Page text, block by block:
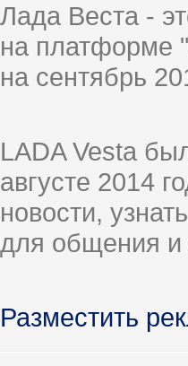
Лада Веста -
на платформе
на сентябрь
LADA Vesta
августе 2014
новости,
для общения и
Разместить